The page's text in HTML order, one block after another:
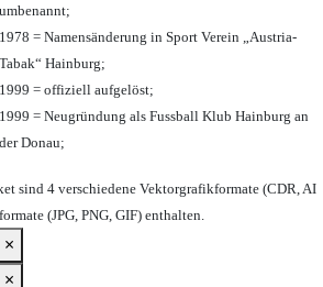
umbenannt;
1978 = Namensänderung in Sport Verein „Austria-
Tabak“ Hainburg;
1999 = offiziell aufgelöst;
1999 = Neugründung als Fussball Klub Hainburg an
der Donau;
sind 4 verschiedene Vektorgrafikformate (CDR, AI
(JPG, PNG, GIF) enthalten.
×
×